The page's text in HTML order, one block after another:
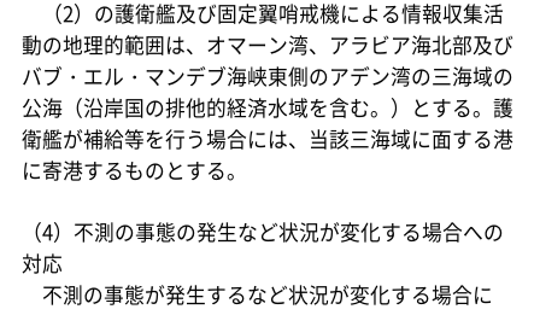
（2）の護衛艦及び固定翼哨戒機による情報収集活
動の地理的範囲は、オマーン湾、アラビア海北部及び
バブ・エル・マンデブ海峡東側のアデン湾の三海域の
公海（沿岸国の排他的経済水域を含む。）とする。護
衛艦が補給等を行う場合には、当該三海域に面する港
に寄港するものとする。
（4）不測の事態の発生など状況が変化する場合への
対応
不測の事態が発生するなど状況が変化する場合に